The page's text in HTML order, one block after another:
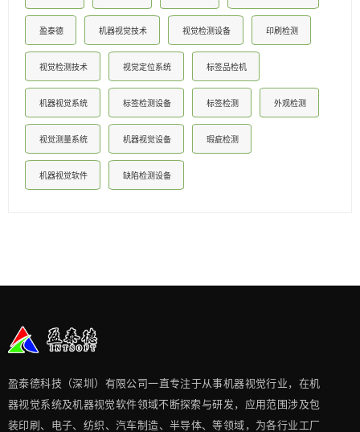
盈泰德 机器视觉技术 视觉检测设备 印刷检测
视觉检测技术 视觉定位系统 标签品检机
机器视觉系统 标签检测设备 标签检测 外观检测
视觉测量系统 机器视觉设备 瑕疵检测
机器视觉软件 缺陷检测设备
盈泰德科技（深圳）有限公司一直专注于从事机器视觉行业，在机
器视觉系统及机器视觉软件领域不断探索与研发​，应用范围涉及包
装印刷、电子、纺织、汽车制造、半导体、等领域，为各行业工厂